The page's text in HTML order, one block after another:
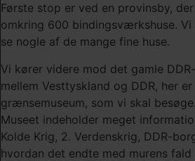
Første stop er ved en provinsby,
omkring 600 bindingsværkshuse.
se nogle af de mange fine huse.
Vi kører videre mod det gamle
mellem Vesttyskland og DDR, her
grænsemuseum, som vi skal besøge.
Museet indeholder meget
Kolde Krig, 2. Verdenskrig, DDR-
hvordan det endte med murens fald